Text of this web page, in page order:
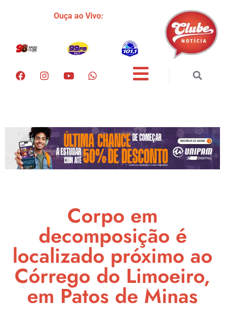
Ouça ao Vivo:
Corpo em
decomposição é
localizado próximo ao
Córrego do Limoeiro,
em Patos de Minas